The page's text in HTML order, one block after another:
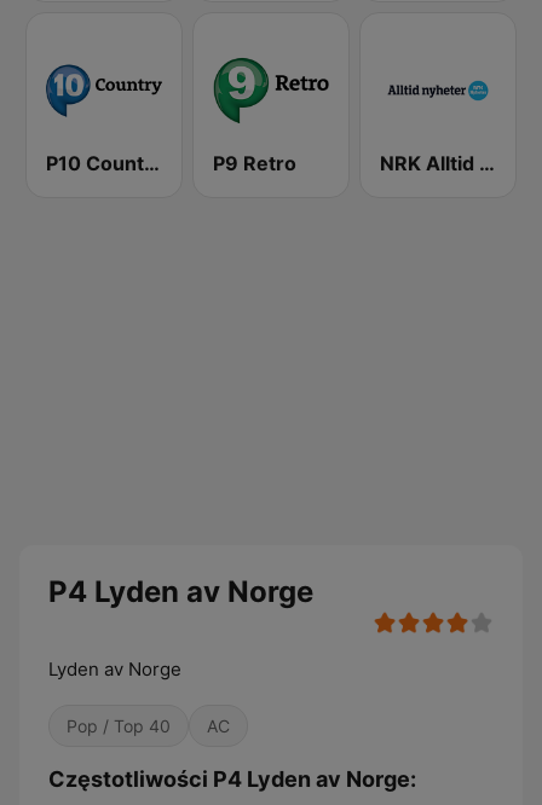
P10 Country P9 Retro NRK Alltid Nyheter
P4 Lyden av Norge
Lyden av Norge
Pop / Top 40 AC
Częstotliwości P4 Lyden av Norge: